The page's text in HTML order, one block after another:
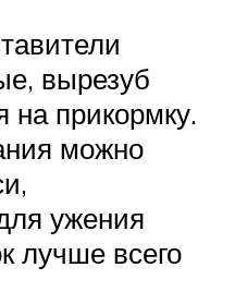
вырезуб
на прикормку.
можно
ужения
лучше всего